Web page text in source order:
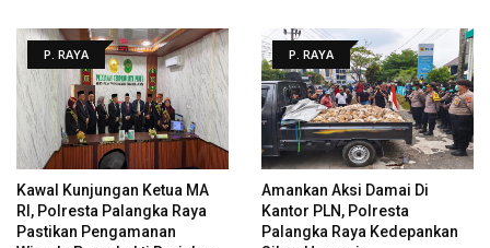
P. RAYA
Kawal Kunjungan Ketua MA
RI, Polresta Palangka Raya
Pastikan Pengamanan
P. RAYA
Amankan Aksi Damai Di
Kantor PLN, Polresta
Palangka Raya Kedepankan